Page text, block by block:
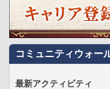
コミュニティウォー
最新アクティビティ